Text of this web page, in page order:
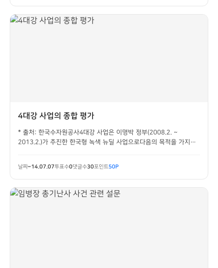
4대강 사업의 종합 평가
* 출처: 한국수자원공사4대강 사업은 이명박 정부(2008.2. ~
2013.2.)가 추진한 한국형 녹색 뉴딜 사업으로다음의 목적을 가지고
요를 충족시키는 친수공간 확...
날짜~14.07.07투표수0댓글수30포인트50P